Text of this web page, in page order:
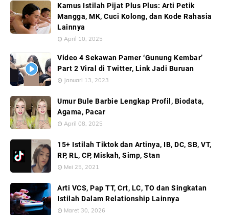
Kamus Istilah Pijat Plus Plus: Arti Petik
Mangga, MK, Cuci Kolong, dan Kode Rahasia
Lainnya
April 10, 2025
Video 4 Sekawan Pamer ‘Gunung Kembar’
Part 2 Viral di Twitter, Link Jadi Buruan
Januari 13, 2023
Umur Bule Barbie Lengkap Profil, Biodata,
Agama, Pacar
April 08, 2025
15+ Istilah Tiktok dan Artinya, IB, DC, SB, VT,
RP, RL, CP, Miskah, Simp, Stan
Mei 25, 2021
Arti VCS, Pap TT, Crt, LC, TO dan Singkatan
Istilah Dalam Relationship Lainnya
Maret 30, 2026